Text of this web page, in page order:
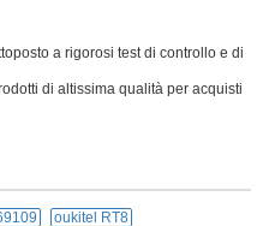
a rigorosi test di controllo e di
di altissima qualità per acquisti
oukitel RT8